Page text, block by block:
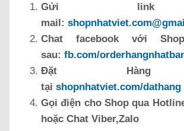
Gửi link
mail:
Chat facebook với
sau: fb.com/
Đặt Hàng
tại shopnhatviet.com/dathang
Gọi điện cho Shop qua
hoặc Chat Viber,Zalo